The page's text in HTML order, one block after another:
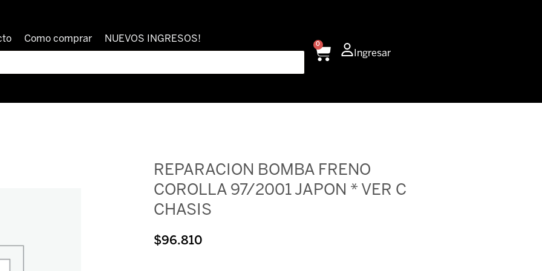
Como comprar NUEVOS INGRESOS!
0
CarritoIngresar
REPARACION BOMBA FRENO
COROLLA 97/2001 JAPON * VER C
CHASIS
$96.810